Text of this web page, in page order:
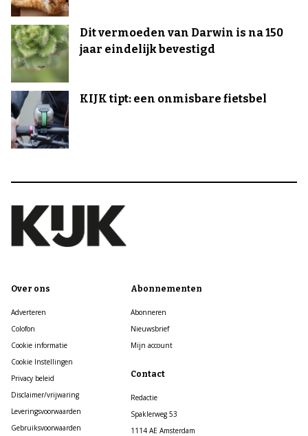
Dit vermoeden van Darwin is na 150
jaar eindelijk bevestigd
KIJK tipt: een onmisbare fietsbel
Over ons
Adverteren
Colofon
Cookie informatie
Cookie Instellingen
Privacy beleid
Disclaimer/vrijwaring
Leveringsvoorwaarden
Gebruiksvoorwaarden
Abonnementen
Abonneren
Nieuwsbrief
Mijn account
Contact
Redactie
Spaklerweg 53
1114 AE Amsterdam